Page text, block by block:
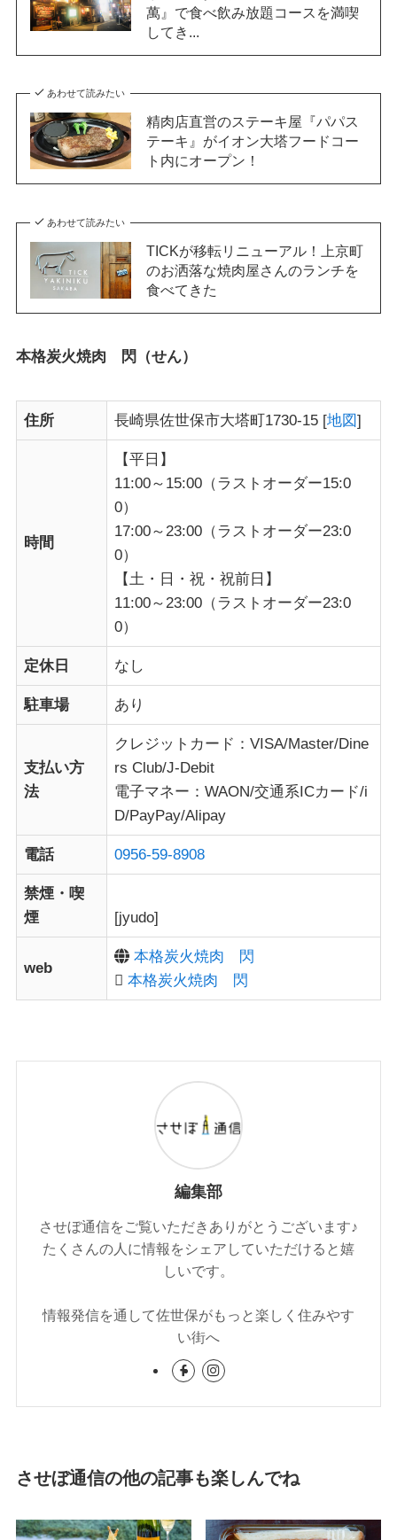
萬』で食べ飲み放題コースを満喫
してき...
あわせて読みたい
精肉店直営のステーキ屋『パパス
テーキ』がイオン大塔フードコー
ト内にオープン！
あわせて読みたい
TICKが移転リニューアル！上京町
のお洒落な焼肉屋さんのランチを
食べてきた
本格炭火焼肉 閃（せん）
住所 長崎県佐世保市大塔町1730-15 [地図]
時間
【平日】
11:00～15:00（ラストオーダー15:0
0）
17:00～23:00（ラストオーダー23:0
0）
【土・日・祝・祝前日】
11:00～23:00（ラストオーダー23:0
0）
定休日 なし
駐車場 あり
支払い方
法
クレジットカード：VISA/Master/Dine
rs Club/J-Debit
電子マネー：WAON/交通系ICカード/i
D/PayPay/Alipay
電話 0956-59-8908
禁煙・喫
煙
[jyudo]
web
本格炭火焼肉 閃
本格炭火焼肉 閃
編集部
させぼ通信をご覧いただきありがとうございます♪
たくさんの人に情報をシェアしていただけると嬉
しいです。
情報発信を通して佐世保がもっと楽しく住みやす
い街へ
させぼ通信の他の記事も楽しんでね